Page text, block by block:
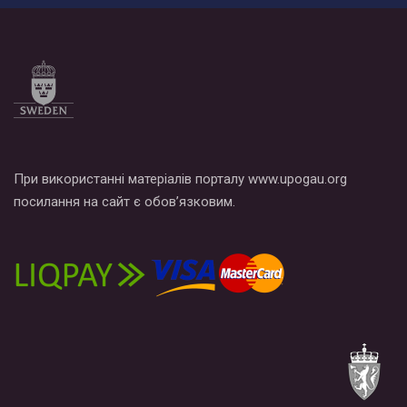
При використанні матеріалів порталу www.upogau.org
посилання на сайт є обов’язковим.